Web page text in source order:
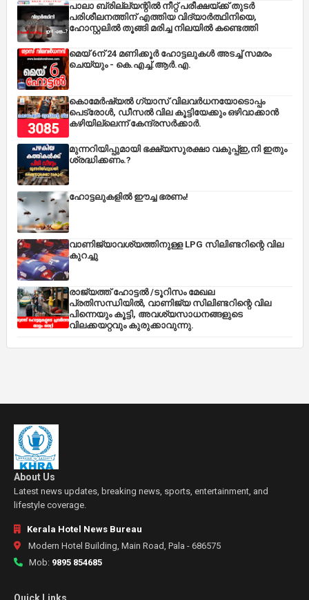
പാലാ ബ്രില്ല്യന്റിൽ നീറ്റ് പരീക്ഷയ്ക്ക് തുടർ
പരിശീലനത്തിന് എത്തിയ വിദ്യാർത്ഥിനിയെ,
ഹോസ്റ്റലിൽ തൂങ്ങി മരിച്ച നിലയിൽ കണ്ടെത്തി
മെയ് 6ന് 24 മണിക്കൂർ ഹോട്ടലുകൾ അടച്ച് സമരം
ചെയ്യും - കെ.എച്ച്.ആർ.എ.
കൊമേർഷ്യൽ ഗ്യാസ് വിലവർധനയോടൊപ്പം
പെട്രോൾ, ഡീസല്‍ വില കൂട്ടിയേക്കും ഒഴിവാക്കാന്‍
കഴിയില്ലെന്ന് കേന്ദ്രസര്‍ക്കാര്‍.
മുന്നറിയിപ്പുമായി ഭക്ഷ്യസുരക്ഷാ വകുപ്പ്ഇ,നി ഇതും
ശ്രദ്ധിക്കണം.?
ഹോട്ടലുകളിൽ ഈച്ച ഭരണം!
വാണിജ്യാവശ്യത്തിനുള്ള LPG സിലിണ്ടറിന്റെ വില
കുറച്ചു
രാജ്യത്ത് ഹോട്ടൽ /ടൂറിസം മേഖല
പ്രതിസന്ധിയിൽ, വാണിജ്യ സിലിണ്ടറിന്റെ വില
പിന്നെയും കൂട്ടി, അവശ്യസാധനങ്ങളുടെ
വിലക്കയറ്റവും കുരുക്കാവുന്നു.
About Us
Latest news updates, breaking news, sports, entertainment, and
lifestyle coverage.
Kerala Hotel News Bureau
Modern Hotel Building, Main Road, Pala - 686575
Mob: 9895 854685